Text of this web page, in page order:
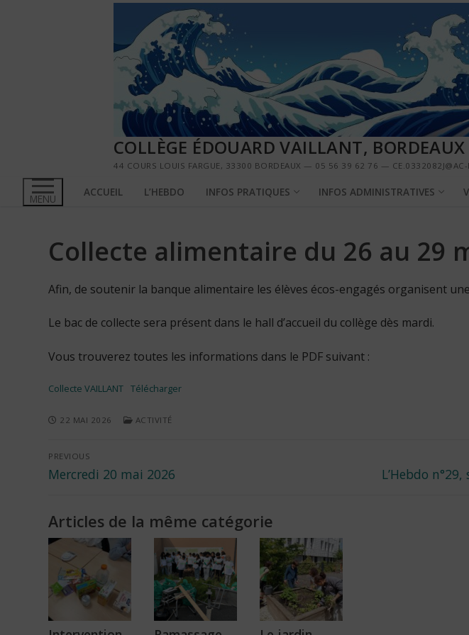
COLLÈGE ÉDOUARD VAILLANT, BORDEAUX
44 COURS LOUIS FARGUE, 33300 BORDEAUX — 05 56 39 62 76 — CE.0332082J@AC-
MENU ACCUEIL L’HEBDO INFOS PRATIQUES INFOS ADMINISTRATIVES
Collecte alimentaire du 26 au 29
Afin, de soutenir la banque alimentaire les élèves écos-engagés organisent
Le bac de collecte sera présent dans le hall d’accueil du collège dès mardi.
Vous trouverez toutes les informations dans le PDF suivant :
Collecte VAILLANT Télécharger
22 MAI 2026 ACTIVITÉ
Navigation
de
l’article
PREVIOUS
Previous
Mercredi 20 mai 2026
Next
L’Hebdo
Articles de la même catégorie